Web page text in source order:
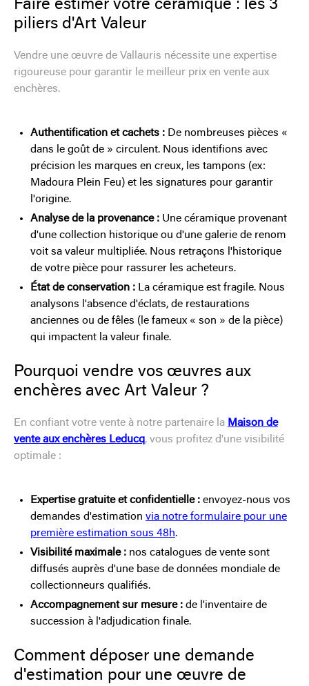
Faire estimer votre céramique : les 3
piliers d'Art Valeur
Vendre une œuvre de Vallauris nécessite une expertise
rigoureuse pour garantir le meilleur prix en vente aux
enchères.
Authentification et cachets : De nombreuses pièces «
dans le goût de » circulent. Nous identifions avec
précision les marques en creux, les tampons (ex:
Madoura Plein Feu) et les signatures pour garantir
l'origine.
Analyse de la provenance : Une céramique provenant
d'une collection historique ou d'une galerie de renom
voit sa valeur multipliée. Nous retraçons l'historique
de votre pièce pour rassurer les acheteurs.
État de conservation : La céramique est fragile. Nous
analysons l'absence d'éclats, de restaurations
anciennes ou de fêles (le fameux « son » de la pièce)
qui impactent la valeur finale.
Pourquoi vendre vos œuvres aux
enchères avec Art Valeur ?
En confiant votre vente à notre partenaire la Maison de
vente aux enchères Leducq, vous profitez d'une visibilité
optimale :
Expertise gratuite et confidentielle : envoyez-nous vos
demandes d'estimation via notre formulaire pour une
première estimation sous 48h.
Visibilité maximale : nos catalogues de vente sont
diffusés auprès d'une base de données mondiale de
collectionneurs qualifiés.
Accompagnement sur mesure : de l'inventaire de
succession à l'adjudication finale.
Comment déposer une demande
d'estimation pour une œuvre de